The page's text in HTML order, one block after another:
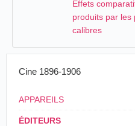
Effets
produits par les
calibres
Cine 1896-1906
APPAREILS
ÉDITEURS